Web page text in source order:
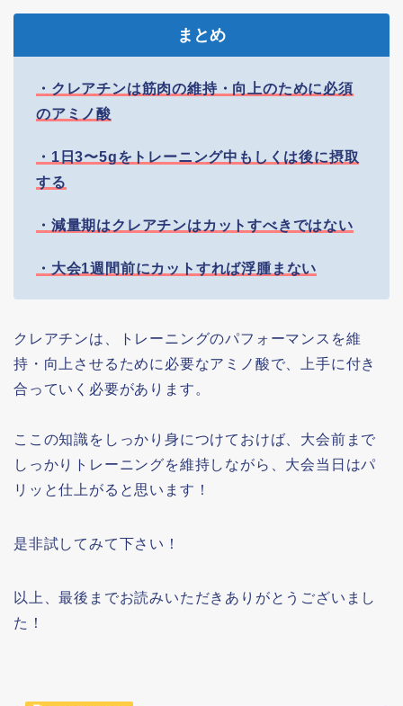
まとめ
・クレアチンは筋肉の維持・向上のために必須
のアミノ酸
・1日3〜5gをトレーニング中もしくは後に摂取
する
・減量期はクレアチンはカットすべきではない
・大会1週間前にカットすれば浮腫まない
クレアチンは、トレーニングのパフォーマンスを維
持・向上させるために必要なアミノ酸で、上手に付き
合っていく必要があります。
ここの知識をしっかり身につけておけば、大会前まで
しっかりトレーニングを維持しながら、大会当日はパ
リッと仕上がると思います！
是非試してみて下さい！
以上、最後までお読みいただきありがとうございまし
た！